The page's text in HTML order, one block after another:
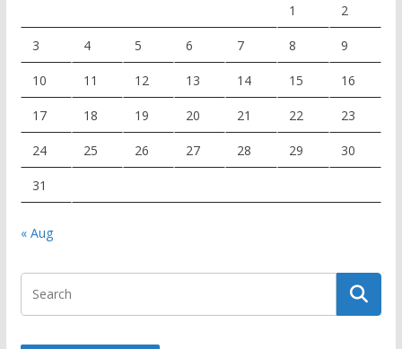
1 2
3 4 5 6 7 8 9
10 11 12 13 14 15 16
17 18 19 20 21 22 23
24 25 26 27 28 29 30
31
« Aug